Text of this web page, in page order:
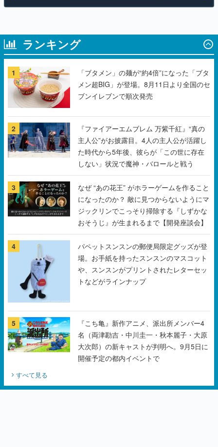
ランキング
1
「ブタメン」の麺が“約4倍”になった「ブタ
メン超BIG」が登場。8月11日より全国のセ
ブンイレブンで順次発売
2
『ファイアーエムブレム 万紫千紅』“真の
た時代から5年後、彼らが「この世に存在
しない」状況で魔神・バロールと戦う
3
なぜ “あの花王” がホラーゲームを作ること
になったのか？ 敵に見つからないようにマ
ジックリンでこっそり掃除する『しずかな
おそうじ』が生まれるまで【開発座談会】
4
パペットスンスンの郵便局限定グッズが登
場。お手紙を持ったスンスンのマスコット
や、スンスンがプリントされたレターセッ
トなどがラインナップ
『こち亀』新作アニメ、派出所メンバー4
大次郎）の新キャストが判明へ。9月5日に
開催予定の都内イベントで
すべて見る